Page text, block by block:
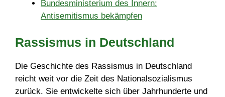
Bundesministerium des Innern:
Antisemitismus bekämpfen
Rassismus in Deutschland
Die Geschichte des Rassismus in Deutschland
reicht weit vor die Zeit des Nationalsozialismus
zurück. Sie entwickelte sich über Jahrhunderte und